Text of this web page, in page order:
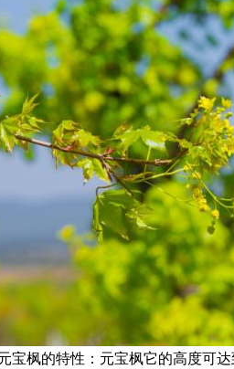
枫的特性：元宝枫它的高度可